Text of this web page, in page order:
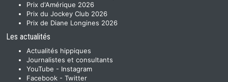
Prix d'Amérique 2026
Prix du Jockey Club 2026
Prix de Diane Longines 2026
Les actualités
Actualités hippiques
Journalistes et consultants
YouTube - Instagram
Facebook - Twitter